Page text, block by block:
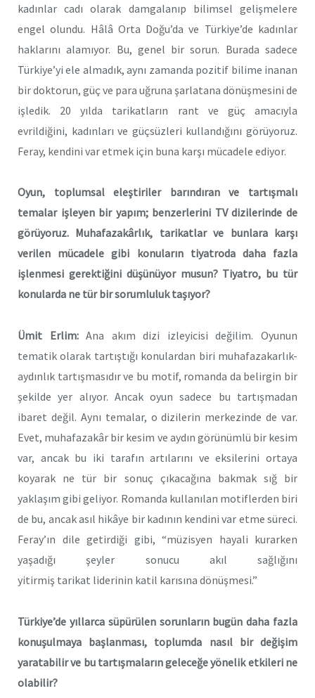
kadınlar cadı olarak damgalanıp bilimsel gelişmelere
engel olundu. Hâlâ Orta Doğu’da ve Türkiye’de kadınlar
haklarını alamıyor. Bu, genel bir sorun. Burada sadece
Türkiye’yi ele almadık, aynı zamanda pozitif bilime inanan
bir doktorun, güç ve para uğruna şarlatana dönüşmesini de
işledik. 20 yılda tarikatların rant ve güç amacıyla
evrildiğini, kadınları ve güçsüzleri kullandığını görüyoruz.
Feray, kendini var etmek için buna karşı mücadele ediyor.
Oyun, toplumsal eleştiriler barındıran ve tartışmalı
temalar işleyen bir yapım; benzerlerini TV dizilerinde de
görüyoruz. Muhafazakârlık, tarikatlar ve bunlara karşı
verilen mücadele gibi konuların tiyatroda daha fazla
işlenmesi gerektiğini düşünüyor musun? Tiyatro, bu tür
konularda ne tür bir sorumluluk taşıyor?
Ümit Erlim:Ana akım dizi izleyicisi değilim. Oyunun
tematik olarak tartıştığı konulardan biri muhafazakarlık-
aydınlık tartışmasıdır ve bu motif, romanda da belirgin bir
şekilde yer alıyor. Ancak oyun sadece bu tartışmadan
ibaret değil. Aynı temalar, o dizilerin merkezinde de var.
Evet, muhafazakâr bir kesim ve aydın görünümlü bir kesim
var, ancak bu iki tarafın artılarını ve eksilerini ortaya
koyarak ne tür bir sonuç çıkacağına bakmak sığ bir
yaklaşım gibi geliyor. Romanda kullanılan motiflerden biri
de bu, ancak asıl hikâye bir kadının kendini var etme süreci.
Feray’ın dile getirdiği gibi, “müzisyen hayali kurarken
yaşadığı şeyler sonucu akıl sağlığını
yitirmiş tarikat liderinin katil karısına dönüşmesi.”
Türkiye’de yıllarca süpürülen sorunların bugün daha fazla
konuşulmaya başlanması, toplumda nasıl bir değişim
yaratabilir ve bu tartışmaların geleceğe yönelik etkileri ne
olabilir?